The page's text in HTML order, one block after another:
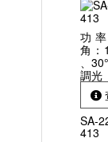
功
角：
、
調光
SA-
413